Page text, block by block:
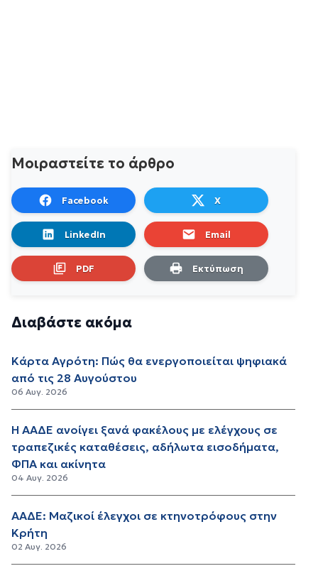
Μοιραστείτε το άρθρο
Facebook X
LinkedIn Email
PDF Εκτύπωση
Διαβάστε ακόμα
Κάρτα Αγρότη: Πώς θα ενεργοποιείται ψηφιακά
από τις 28 Αυγούστου
06 Αυγ. 2026
Η ΑΑΔΕ ανοίγει ξανά φακέλους με ελέγχους σε
τραπεζικές καταθέσεις, αδήλωτα εισοδήματα,
ΦΠΑ και ακίνητα
04 Αυγ. 2026
ΑΑΔΕ: Μαζικοί έλεγχοι σε κτηνοτρόφους στην
Κρήτη
02 Αυγ. 2026